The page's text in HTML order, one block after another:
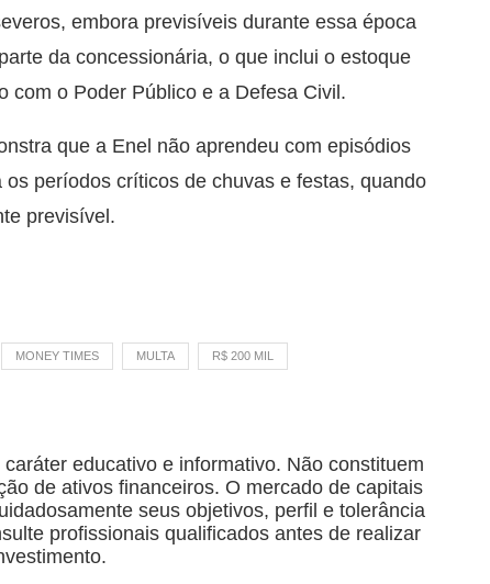
embora previsíveis durante essa época
da concessionária, o que inclui o estoque
com o Poder Público e a Defesa Civil.
que a Enel não aprendeu com episódios
períodos críticos de chuvas e festas, quando
previsível.
MONEY TIMES MULTA R$ 200 MIL
educativo e informativo. Não constituem
de ativos financeiros. O mercado de capitais
seus objetivos, perfil e tolerância
profissionais qualificados antes de realizar